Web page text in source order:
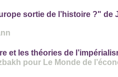
sortie de l’histoire ?" de
et les théories de
pour Le Monde de